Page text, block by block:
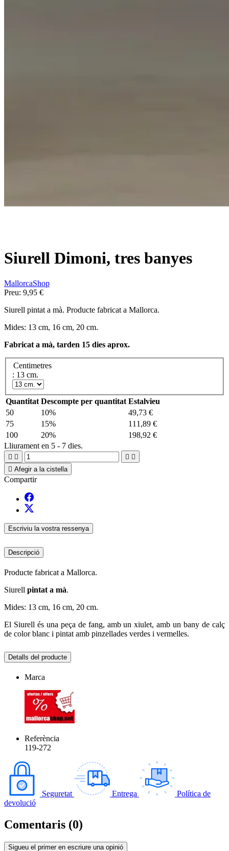
Siurell Dimoni, tres banyes
MallorcaShop
Preu: 9,95 €
Siurell pintat a mà. Producte fabricat a Mallorca.
Mides: 13 cm, 16 cm, 20 cm.
Fabricat a mà, tarden 15 dies aprox.
Centimetres
: 13 cm.
Quantitat Descompte per quantitat Estalvieu
50
10%
49,73 €
75
15%
111,89 €
100
20%
198,92 €
Lliurament en 5 - 7 dies.
   
 Afegir a la cistella
Compartir
Escriviu la vostra ressenya
Descripció
Producte fabricat a Mallorca.
Siurell pintat a mà.
Mides: 13 cm, 16 cm, 20 cm.
El Siurell és una peça de fang, amb un xiulet, amb un bany de calç
de color blanc i pintat amb pinzellades verdes i vermelles.
Detalls del producte
Marca
Referència
119-272
Seguretat Entrega
Política de
devolució
Comentaris (0)
Sigueu el primer en escriure una opinió